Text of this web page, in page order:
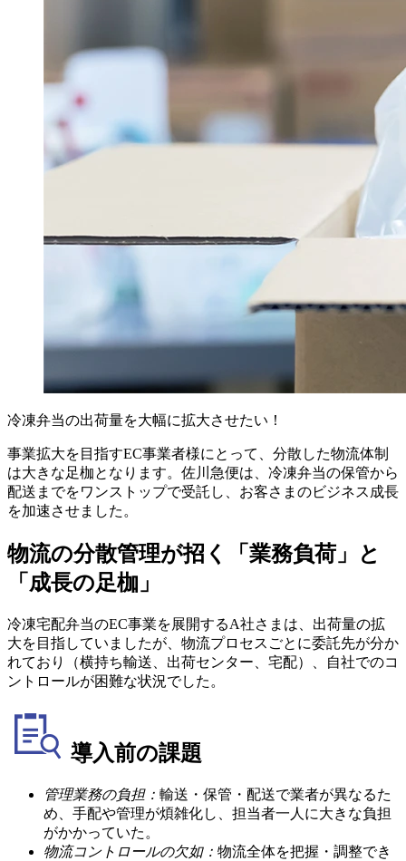
冷凍弁当の出荷量を大幅に拡大させたい！
事業拡大を目指すEC事業者様にとって、分散した物流体制
は大きな足枷となります。佐川急便は、冷凍弁当の保管から
配送までをワンストップで受託し、お客さまのビジネス成長
を加速させました。
物流の分散管理が招く「業務負荷」と
「成長の足枷」
冷凍宅配弁当のEC事業を展開するA社さまは、出荷量の拡
大を目指していましたが、物流プロセスごとに委託先が分か
れており（横持ち輸送、出荷センター、宅配）、自社でのコ
ントロールが困難な状況でした。
導入前の課題
管理業務の負担： 輸送・保管・配送で業者が異なるた
め、手配や管理が煩雑化し、担当者一人に大きな負担
がかかっていた。
物流コントロールの欠如： 物流全体を把握・調整でき